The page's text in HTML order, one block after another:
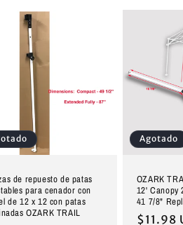
de repuesto de patas
para cenador con
de 12 x 12 con patas
OZARK TRAIL
Agotado
OZARK
12' Canopy
41 7/8"
Precio
$11.98